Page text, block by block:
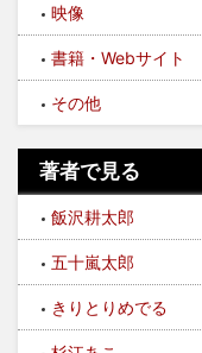
映像
書籍・Webサイト
その他
著者で見る
飯沢耕太郎
五十嵐太郎
きりとりめでる